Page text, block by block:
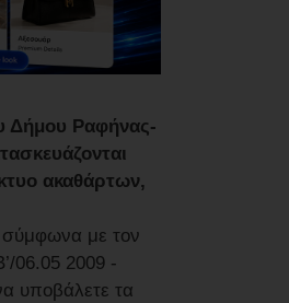
Δήμου Ραφήνας-
ακαθάρτων,
σύμφωνα με τον
06.05 2009 -
υποβάλετε τα